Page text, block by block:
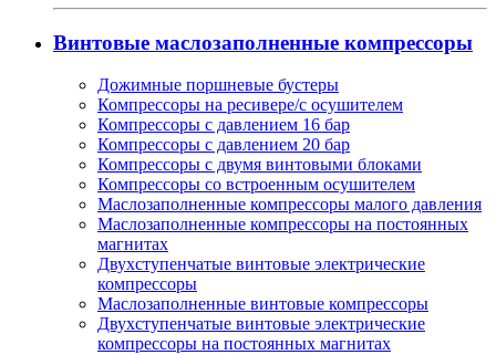
Винтовые маслозаполненные компрессоры
Дожимные поршневые бустеры
Компрессоры на ресивере/с осушителем
Компрессоры с давлением 16 бар
Компрессоры с давлением 20 бар
Компрессоры с двумя винтовыми блоками
Компрессоры со встроенным осушителем
Маслозаполненные компрессоры малого давления
Маслозаполненные компрессоры на постоянных
магнитах
Двухступенчатые винтовые электрические
компрессоры
Маслозаполненные винтовые компрессоры
Двухступенчатые винтовые электрические
компрессоры на постоянных магнитах